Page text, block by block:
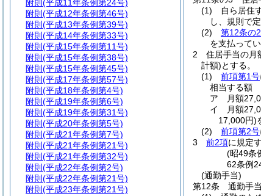
(1)
自ら居住
し、規則で
(2)
第12条の
を支払って
2
住居手当の月
計額)とする。
(1)
前項第1号
相当する額
ア
月額
イ
月額
17,000円)
(2)
前項第2号
3
前2項に規定
(昭49条
62条例
(通勤手当)
第12条
通勤手
附則 (平成11年条例第24号)
附則 (平成12年条例第46号)
附則 (平成13年条例第39号)
附則 (平成14年条例第33号)
附則 (平成15年条例第11号)
附則 (平成15年条例第38号)
附則 (平成15年条例第45号)
附則 (平成17年条例第57号)
附則 (平成18年条例第4号)
附則 (平成19年条例第6号)
附則 (平成19年条例第31号)
附則 (平成20年条例第5号)
附則 (平成21年条例第7号)
附則 (平成21年条例第21号)
附則 (平成21年条例第32号)
附則 (平成22年条例第2号)
附則 (平成22年条例第21号)
附則 (平成23年条例第21号)